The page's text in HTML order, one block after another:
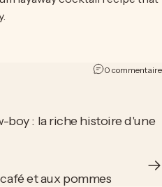
0 commentaire
boy : la riche histoire d'une
et aux pommes